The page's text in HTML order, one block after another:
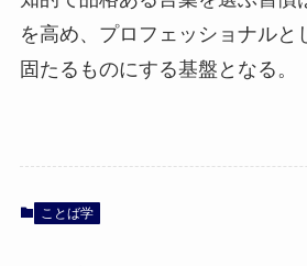
を高め、プロフェッショナルと
固たるものにする基盤となる。
ことば学